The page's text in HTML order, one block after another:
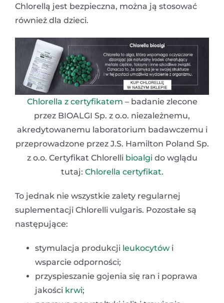
Chlorellą jest bezpieczna, można ją stosować
również dla dzieci.
Chlorella z certyfikatem – badanie zlecone
przez BIOALGI Sp. z o.o. niezależnemu,
akredytowanemu laboratorium badawczemu i
przeprowadzone przez J.S. Hamilton Poland Sp.
z o.o. Certyfikat Chlorelli bioalgido wglądu
tutaj: Chlorella certyfikat.
To jednak nie wszystkie zalety regularnej
suplementacji Chlorelli vulgaris. Pozostałe są
następujące:
stymulacja produkcji leukocytów i
wsparcie odporności;
przyspieszanie gojenia się ran i poprawa
jakości krwi;